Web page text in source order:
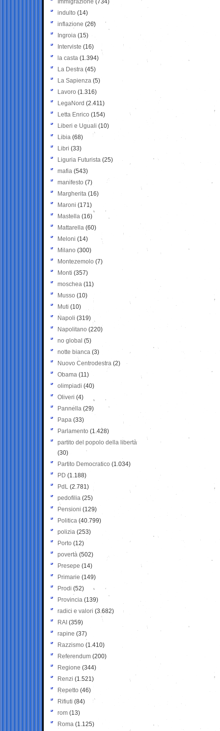
Immigrazione (734)
indulto (14)
inflazione (26)
Ingroia (15)
Interviste (16)
la casta (1.394)
La Destra (45)
La Sapienza (5)
Lavoro (1.316)
LegaNord (2.411)
Letta Enrico (154)
Liberi e Uguali (10)
Libia (68)
Libri (33)
Liguria Futurista (25)
mafia (543)
manifesto (7)
Margherita (16)
Maroni (171)
Mastella (16)
Mattarella (60)
Meloni (14)
Milano (300)
Montezemolo (7)
Monti (357)
moschea (11)
Musso (10)
Muti (10)
Napoli (319)
Napolitano (220)
no global (5)
notte bianca (3)
Nuovo Centrodestra (2)
Obama (11)
olimpiadi (40)
Oliveri (4)
Pannella (29)
Papa (33)
Parlamento (1.428)
partito del popolo della libertà
(30)
Partito Democratico (1.034)
PD (1.188)
PdL (2.781)
pedofilia (25)
Pensioni (129)
Politica (40.799)
polizia (253)
Porto (12)
povertà (502)
Presepe (14)
Primarie (149)
Prodi (52)
Provincia (139)
radici e valori (3.682)
RAI (359)
rapine (37)
Razzismo (1.410)
Referendum (200)
Regione (344)
Renzi (1.521)
Repetto (46)
Rifiuti (84)
rom (13)
Roma (1.125)